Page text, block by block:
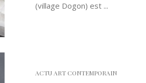
(village Dogon) est ...
ACTU ART CONTEMPORAIN